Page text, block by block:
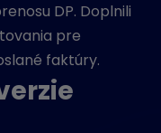
DP. Doplnili
pre
faktúry.